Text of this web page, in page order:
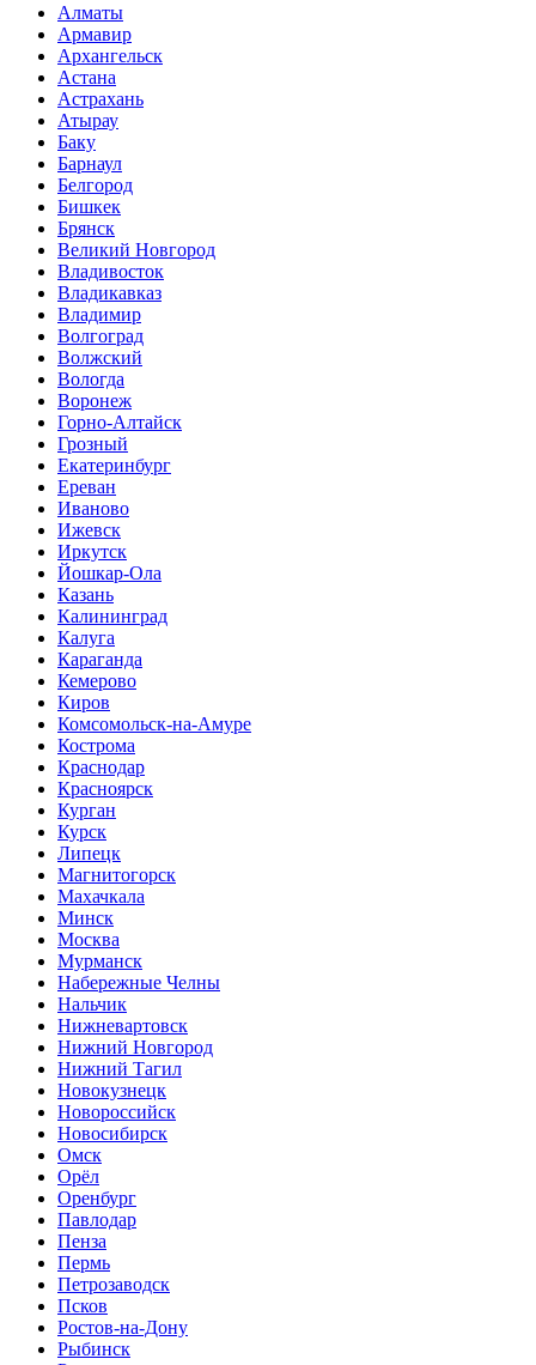
Алматы
Армавир
Архангельск
Астана
Астрахань
Атырау
Баку
Барнаул
Белгород
Бишкек
Брянск
Великий Новгород
Владивосток
Владикавказ
Владимир
Волгоград
Волжский
Вологда
Воронеж
Горно-Алтайск
Грозный
Екатеринбург
Ереван
Иваново
Ижевск
Иркутск
Йошкар-Ола
Казань
Калининград
Калуга
Караганда
Кемерово
Киров
Комсомольск-на-Амуре
Кострома
Краснодар
Красноярск
Курган
Курск
Липецк
Магнитогорск
Махачкала
Минск
Москва
Мурманск
Набережные Челны
Нальчик
Нижневартовск
Нижний Новгород
Нижний Тагил
Новокузнецк
Новороссийск
Новосибирск
Омск
Орёл
Оренбург
Павлодар
Пенза
Пермь
Петрозаводск
Псков
Ростов-на-Дону
Рыбинск